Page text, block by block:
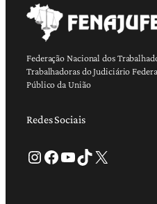
Federação Nacional dos
Trabalhadoras do Judiciário
Público da União
Redes Sociais
Instagram Facebook Youtube TikTok X